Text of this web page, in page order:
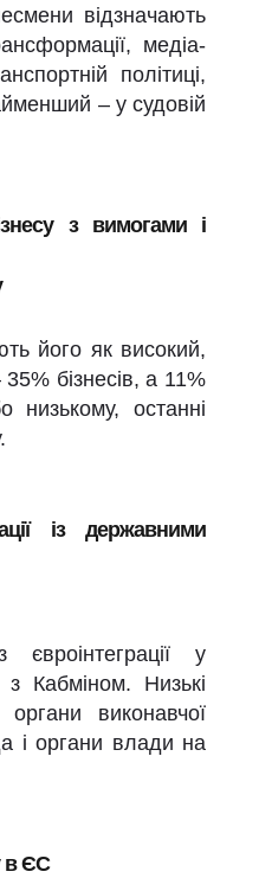
відзначають
, медіа-
політиці,
– у судовій
з вимогами і
його як високий,
бізнесів, а 11%
останні
із державними
у
з Кабміном. Низькі
виконавчої
і органи влади на
в ЄС